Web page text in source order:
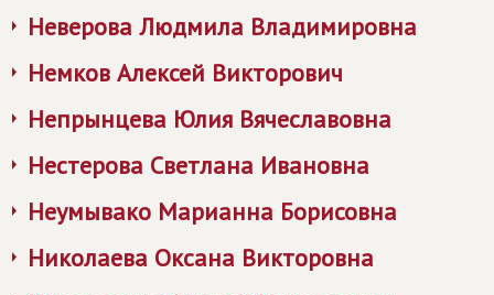
Неверова Людмила Владимировна
Немков Алексей Викторович
Непрынцева Юлия Вячеславовна
Нестерова Светлана Ивановна
Неумывако Марианна Борисовна
Николаева Оксана Викторовна